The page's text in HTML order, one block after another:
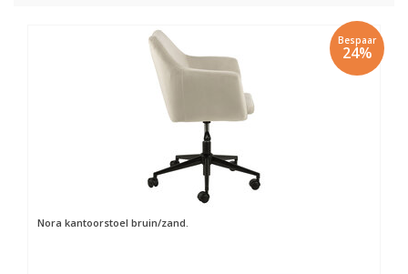
Bespaar
24%
Nora kantoorstoel bruin/zand.